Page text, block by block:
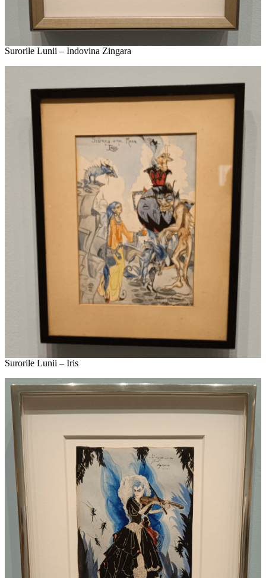
Surorile Lunii – Indovina Zingara
Surorile Lunii – Iris